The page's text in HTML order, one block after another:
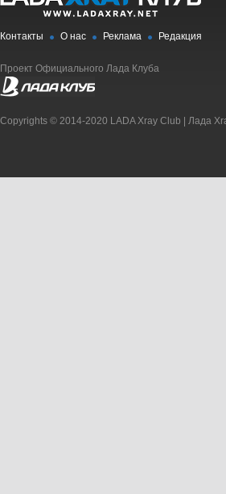
Контакты О нас Реклама Редакция
Проект Официального Лада Клуба
Copyrights © 2014-2020 LADA Xray Club | Лада